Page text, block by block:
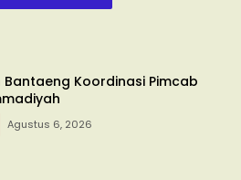
Bantaeng Koordinasi Pimcab
Agustus 6, 2026